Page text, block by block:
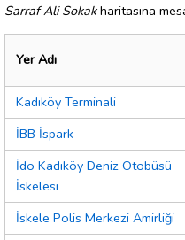
Sarraf Ali Sokakharitasına
Yer Adı
Kadıköy Terminali
İBB İspark
İdo Kadıköy Deniz Otobüsü
İskelesi
İskele Polis Merkezi Amirliği